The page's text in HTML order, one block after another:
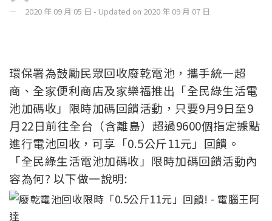
2020 年 09 月 05 日 - Updated on 2020 年 09 月 07 日
環保署為鼓勵民眾回收廢乾電池，攜手統一超
商、全家便利商店及家樂福推出「全民綠生活電
池加碼收」限時加碼回饋活動，只要9月9日至9
月22日前往全台（含離島）超過9600個指定據點
進行電池回收，可享「0.5公斤11元」回饋。
「全民綠生活電池加碼收」限時加碼回饋活動內
容為何? 以下做一說明: